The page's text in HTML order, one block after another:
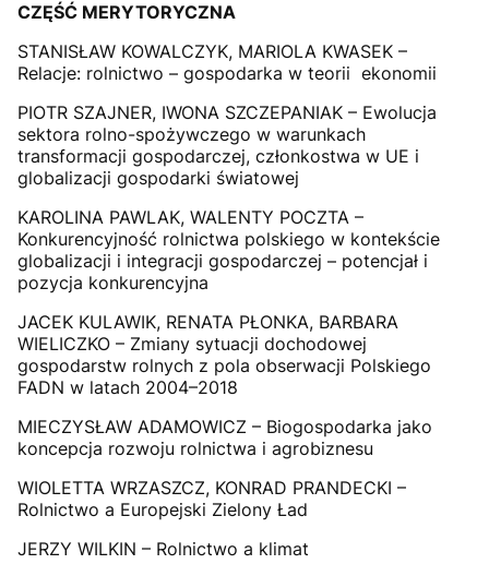
CZĘŚĆ MERYTORYCZNA
STANISŁAW KOWALCZYK, MARIOLA KWASEK –
Relacje: rolnictwo – gospodarka w teorii ekonomii
PIOTR SZAJNER, IWONA SZCZEPANIAK – Ewolucja
sektora rolno-spożywczego w warunkach
transformacji gospodarczej, członkostwa w UE i
globalizacji gospodarki światowej
KAROLINA PAWLAK, WALENTY POCZTA –
Konkurencyjność rolnictwa polskiego w kontekście
globalizacji i integracji gospodarczej – potencjał i
pozycja konkurencyjna
JACEK KULAWIK, RENATA PŁONKA, BARBARA
WIELICZKO – Zmiany sytuacji dochodowej
gospodarstw rolnych z pola obserwacji Polskiego
FADN w latach 2004–2018
MIECZYSŁAW ADAMOWICZ – Biogospodarka jako
koncepcja rozwoju rolnictwa i agrobiznesu
WIOLETTA WRZASZCZ, KONRAD PRANDECKI –
Rolnictwo a Europejski Zielony Ład
JERZY WILKIN – Rolnictwo a klimat